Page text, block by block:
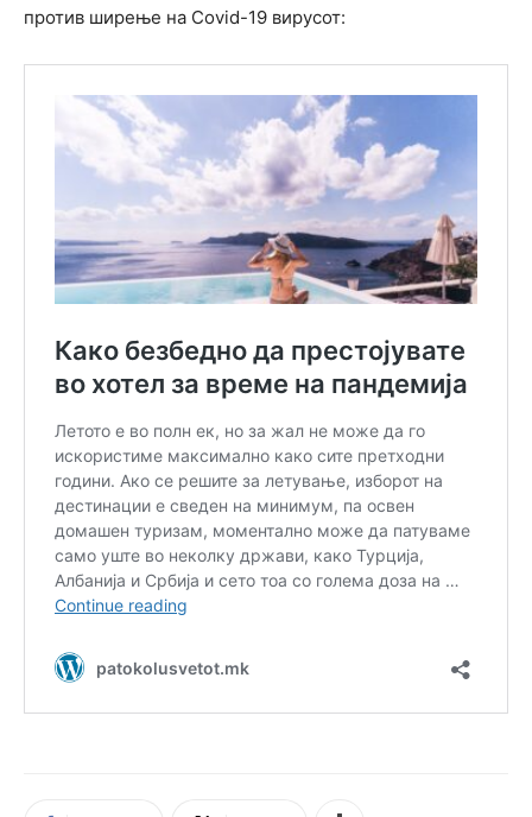
против ширење на Covid-19 вирусот: